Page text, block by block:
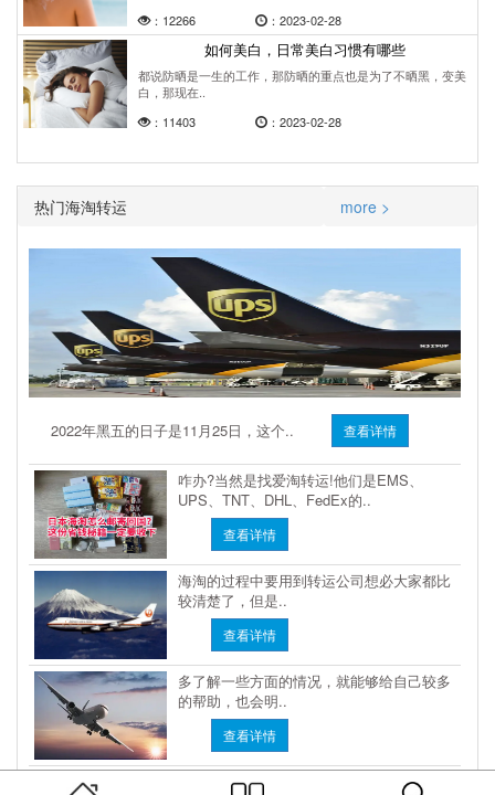
：12266
：2023-02-28
如何美白，日常美白习惯有哪些
都说防晒是一生的工作，那防晒的重点也是为了不晒黑，变美
白，那现在..
：11403
：2023-02-28
热门海淘转运 more >
2022年黑五的日子是11月25日，这个.. 查看详情
咋办?当然是找爱淘转运!他们是EMS、
UPS、TNT、DHL、FedEx的..
查看详情
海淘的过程中要用到转运公司想必大家都比
较清楚了，但是..
查看详情
多了解一些方面的情况，就能够给自己较多
的帮助，也会明..
查看详情